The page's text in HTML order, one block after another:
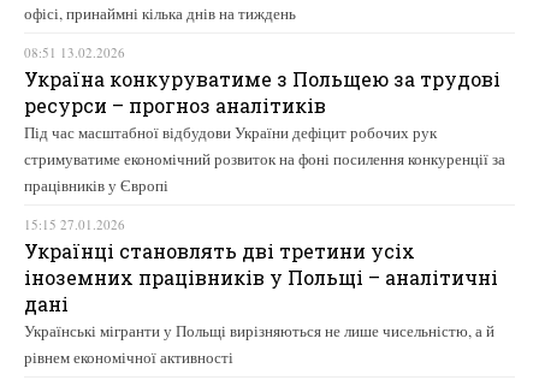
офісі, принаймні кілька днів на тиждень
08:51 13.02.2026
Україна конкуруватиме з Польщею за трудові
ресурси – прогноз аналітиків
Під час масштабної відбудови України дефіцит робочих рук
стримуватиме економічний розвиток на фоні посилення конкуренції за
працівників у Європі
15:15 27.01.2026
Українці становлять дві третини усіх
іноземних працівників у Польщі – аналітичні
дані
Українські мігранти у Польщі вирізняються не лише чисельністю, а й
рівнем економічної активності